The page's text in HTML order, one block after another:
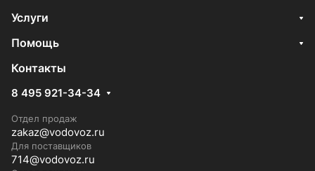
Услуги
Помощь
Контакты
8 495 921-34-34
Отдел продаж
zakaz@vodovoz.ru
Для поставщиков
714@vodovoz.ru